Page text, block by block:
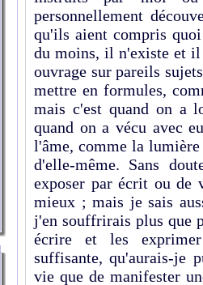
personnellement
qu'ils aient compris
du moins, il n'existe et il
ouvrage sur pareils
mettre en formules,
mais c'est quand on a
quand on a vécu avec
l'âme, comme la
d'elle-même. Sans
exposer par écrit ou
mieux ; mais je sais
j'en souffrirais plus que
écrire et les
suffisante, qu'aurais-je
vie que de manifester